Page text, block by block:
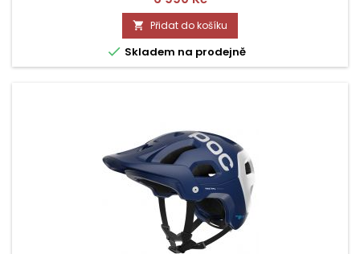
 Přidat do košíku
 Skladem na prodejně